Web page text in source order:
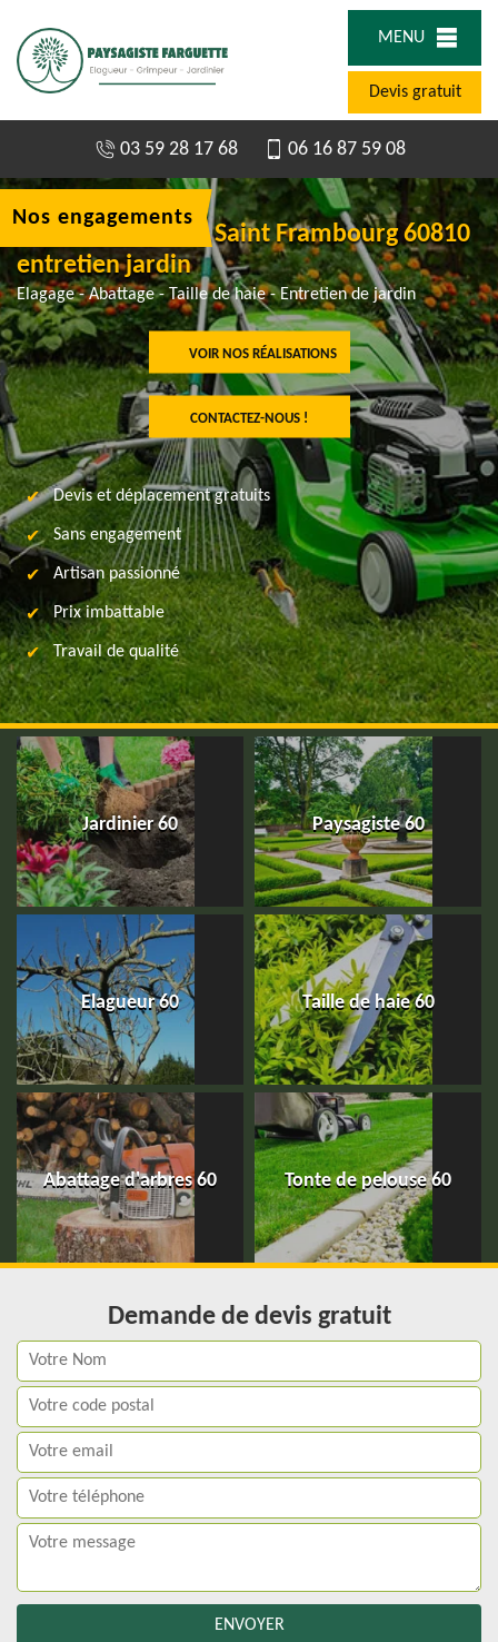
MENU
Devis gratuit
03 59 28 17 68 06 16 87 59 08
Jardinier à Villers Saint Frambourg 60810
entretien jardin
Elagage - Abattage - Taille de haie - Entretien de jardin
VOIR NOS RÉALISATIONS
CONTACTEZ-NOUS !
Nos engagements
Devis et déplacement gratuits
Sans engagement
Artisan passionné
Prix imbattable
Travail de qualité
Jardinier 60 Paysagiste 60
Elagueur 60 Taille de haie 60
Abattage d'arbres 60 Tonte de pelouse 60
Demande de devis gratuit